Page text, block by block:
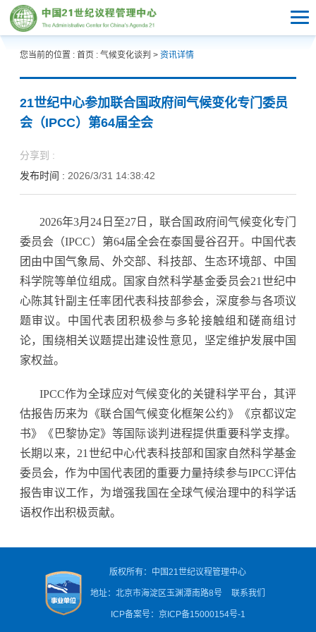
您当前的位置 : 首页 : 气候变化谈判 > 资讯详情
21世纪中心参加联合国政府间气候变化专门委员
会（IPCC）第64届全会
分享到 :
发布时间 : 2026/3/31 14:38:42
2026年3月24日至27日，联合国政府间气候变化专门
委员会（IPCC）第64届全会在泰国曼谷召开。中国代表
团由中国气象局、外交部、科技部、生态环境部、中国
科学院等单位组成。国家自然科学基金委员会21世纪中
心陈其针副主任率团代表科技部参会，深度参与各项议
题审议。中国代表团积极参与多轮接触组和磋商组讨
论，围绕相关议题提出建设性意见，坚定维护发展中国
家权益。
IPCC作为全球应对气候变化的关键科学平台，其评
估报告历来为《联合国气候变化框架公约》《京都议定
书》《巴黎协定》等国际谈判进程提供重要科学支撑。
长期以来，21世纪中心代表科技部和国家自然科学基金
委员会，作为中国代表团的重要力量持续参与IPCC评估
报告审议工作，为增强我国在全球气候治理中的科学话
语权作出积极贡献。
版权所有：中国21世纪议程管理中心
地址：北京市海淀区玉渊潭南路8号 联系我们
ICP备案号：京ICP备15000154号-1